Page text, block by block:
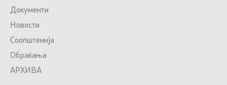
Документи
Новости
Соопштенија
Обраќања
АРХИВА